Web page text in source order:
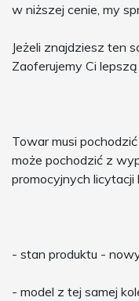
w niższej cenie, my
Jeżeli znajdziesz ten
Zaoferujemy Ci
Towar musi
może pochodzić z
promocyjnych licytacji
- stan produktu -
- model z tej samej